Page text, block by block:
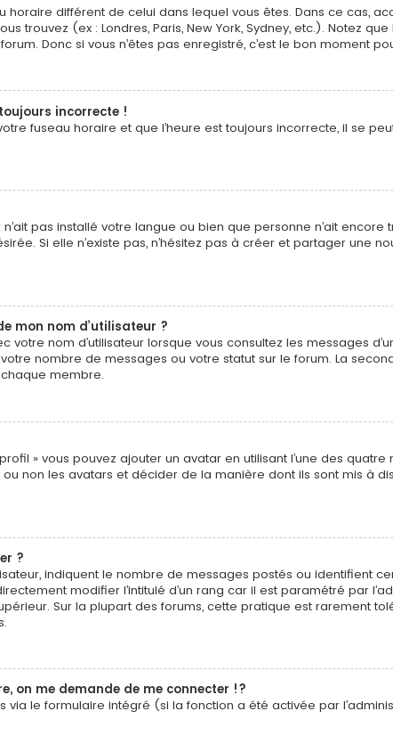
horaire différent de celui dans lequel vous êtes. Dans ce cas,
trouvez (ex : Londres, Paris, New York, Sydney, etc.). Notez
Donc si vous n’êtes pas enregistré, c’est le bon moment
incorrecte !
fuseau horaire et que l’heure est toujours incorrecte, il se
pas installé votre langue ou bien que personne n’ait
Si elle n’existe pas, n’hésitez pas à créer et partager une
mon nom d’utilisateur ?
nom d’utilisateur lorsque vous consultez les messages
nombre de messages ou votre statut sur le forum. La
membre.
» vous pouvez ajouter un avatar en utilisant l’une des
non les avatars et décider de la manière dont ils sont mis à
?
indiquent le nombre de messages postés ou identifient
modifier l’intitulé d’un rang car il est paramétré par
Sur la plupart des forums, cette pratique est rarement
on me demande de me connecter !?
via le formulaire intégré (si la fonction a été activée par